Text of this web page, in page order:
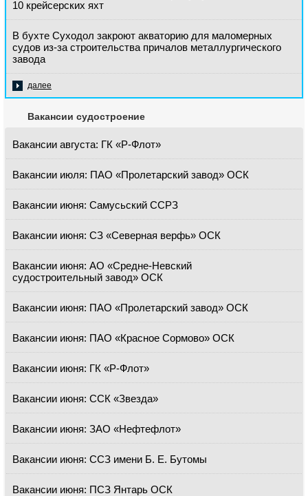
10 крейсерских яхт
В бухте Суходол закроют акваторию для маломерных
судов из-за строительства причалов металлургического
завода
далее
Вакансии судостроение
Вакансии августа: ГК «Р-Флот»
Вакансии июля: ПАО «Пролетарский завод» ОСК
Вакансии июня: Самусьский CCРЗ
Вакансии июня: СЗ «Северная верфь» ОСК
Вакансии июня: АО «Средне-Невский
судостроительный завод» ОСК
Вакансии июня: ПАО «Пролетарский завод» ОСК
Вакансии июня: ПАО «Красное Сормово» ОСК
Вакансии июня: ГК «Р-Флот»
Вакансии июня: ССК «Звезда»
Вакансии июня: ЗАО «Нефтефлот»
Вакансии июня: ССЗ имени Б. Е. Бутомы
Вакансии июня: ПСЗ Янтарь ОСК